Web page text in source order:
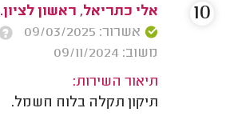
אלי כתריאל, ראשון לציון.
אשרור: 09/03/2025
משוב: 09/11/2024
תיאור השירות:
תיקון תקלה בלוח חשמל.
10